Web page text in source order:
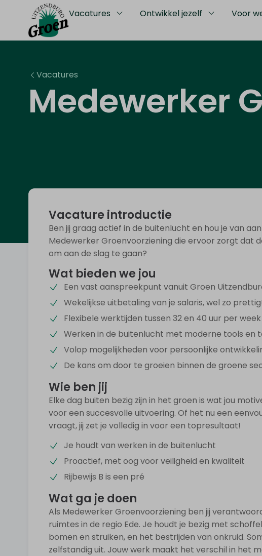
Vacatures Ontwikkel jezelf Voor
Vacatures
Medewerker
Vacature introductie
Ben jij graag actief in de buitenlucht en hou je van
Medewerker Groenvoorziening die ervoor zorgt dat
om aan de slag te gaan?
Wat bieden we jou
Een vast aanspreekpunt vanuit Groen
Wekelijkse uitbetaling van je salaris, wel zo prettig!
Flexibele werktijden tussen 32 en 40 uur per week
Werken in de buitenlucht met moderne tools en
Volop mogelijkheden voor persoonlijke
De kans om door te groeien binnen de groene
Wie ben jij
Elke dag buiten bezig zijn in het groen is wat jou
voor een succesvolle uitvoering. Of het nu een
vraagt, jij zet je volledig in voor een topresultaat!
Je houdt van werken in de buitenlucht
Proactief, met oog voor veiligheid en kwaliteit
Rijbewijs B is een pré
Wat ga je doen
Als Medewerker Groenvoorziening ben jij
ruimtes in de regio Ede. Je houdt je bezig met
bomen en struiken, en het bestrijden van onkruid.
zelfstandig uit. Jouw werk maakt het verschil in het